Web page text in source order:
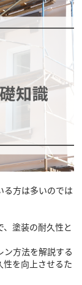
る方は多いのでは
塗装の耐久性と
ン方法を解説する
性を向上させるた